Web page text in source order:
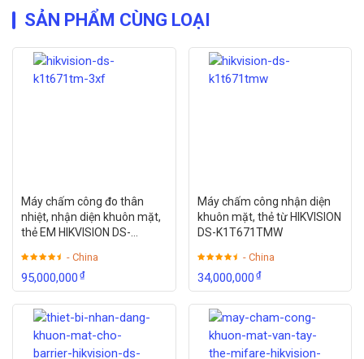
SẢN PHẨM CÙNG LOẠI
Máy chấm công đo thân
nhiệt, nhận diện khuôn mặt,
thẻ EM HIKVISION DS-
- China
95,000,000₫
Máy chấm công nhận diện
khuôn mặt, thẻ từ HIKVISION
DS-K1T671TMW
- China
34,000,000₫